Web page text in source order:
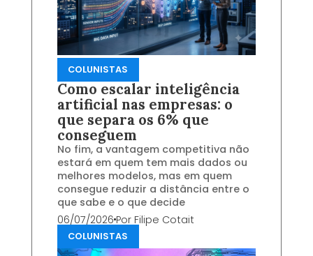
COLUNISTAS
Como escalar inteligência
artificial nas empresas: o
que separa os 6% que
conseguem
No fim, a vantagem competitiva não
estará em quem tem mais dados ou
melhores modelos, mas em quem
consegue reduzir a distância entre o
que sabe e o que decide
06/07/2026Por Filipe Cotait
COLUNISTAS